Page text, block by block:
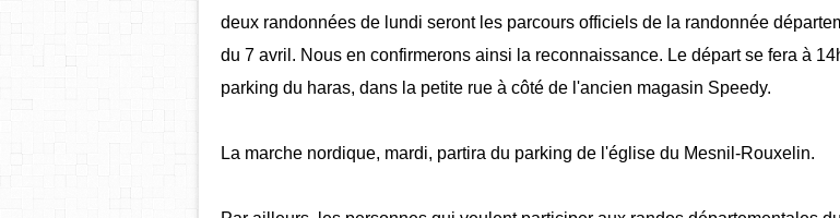
deux randonnées de lundi seront les parcours officiels de la randonnée
du 7 avril. Nous en confirmerons ainsi la reconnaissance. Le départ se fera à
parking du haras, dans la petite rue à côté de l'ancien magasin Speedy.
La marche nordique, mardi, partira du parking de l'église du Mesnil-Rouxelin.